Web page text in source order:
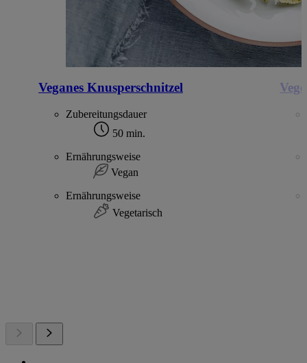
Veganes Knusperschnitzel
Zubereitungsdauer
50 min.
Ernährungsweise
Vegan
Ernährungsweise
Vegetarisch